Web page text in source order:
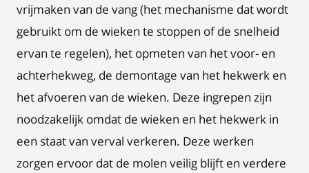
vrijmaken van de vang (het mechanisme dat wordt
gebruikt om de wieken te stoppen of de snelheid
ervan te regelen), het opmeten van het voor- en
achterhekweg, de demontage van het hekwerk en
het afvoeren van de wieken. Deze ingrepen zijn
noodzakelijk omdat de wieken en het hekwerk in
een staat van verval verkeren. Deze werken
zorgen ervoor dat de molen veilig blijft en verdere